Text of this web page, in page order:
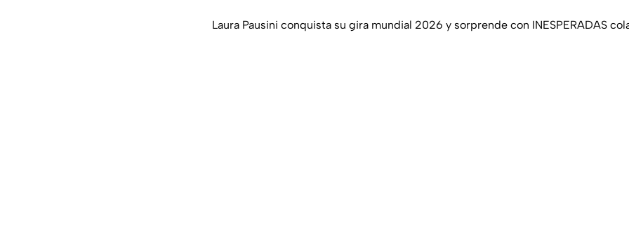
Laura Pausini conquista su gira mundial 2026 y sorprende con INESPERADAS